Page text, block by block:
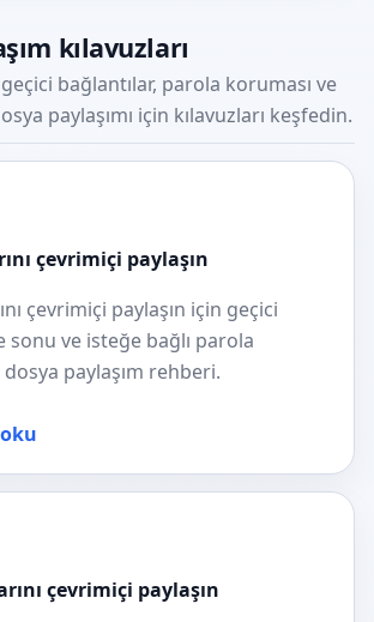
kılavuzları
bağlantılar, parola koruması ve
paylaşımı için kılavuzları keşfedin.
çevrimiçi paylaşın
çevrimiçi paylaşın için geçici
sonu ve isteğe bağlı parola
dosya paylaşım rehberi.
çevrimiçi paylaşın